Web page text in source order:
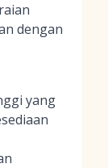
dengan
yang